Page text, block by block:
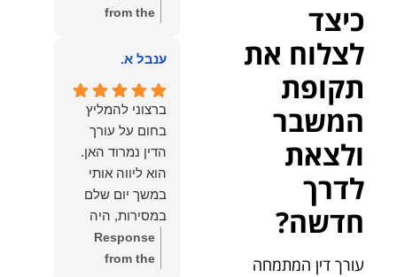
כיצד
לצלוח את
תקופת
המשבר
ולצאת
לדרך
חדשה?
עורך דין המתמחה
קשבת, ונונתנים
מלא ואמיתי..שפו
עליכם..אני
שמחה שאתם
איתי ותזכו לטוב
כפי
שאתם....תבורכו
ברכה והצלחה
וחיבוק ממני🙂😘
💓
from the
רבה על המילים
והמרגשות.
שמחנו מאוד
לקרוא את
דברייך. אנו
מעריכים את
האמון שנתת בנו
ונמשיך לעמוד
לצידך וללוות
אותך במסירות.
ענבל א.
ברצוני להמליץ
בחום על עורך
הדין נמרוד האן.
הוא ליווה אותי
במשך יום שלם
במסירות, היה
זמין לכל שאלה,
הכווין אותי בכל
Response
from the